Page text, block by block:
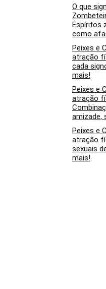
O que
Espíritos
como
Peixes e
atração
cada
mais!
Peixes e
atração
amizade,
Peixes e
atração
sexuais
mais!